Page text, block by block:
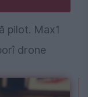
pilot. Max1
drone